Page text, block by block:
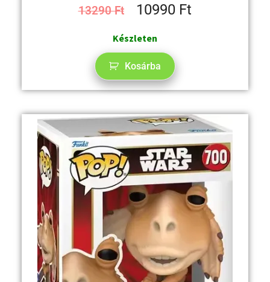
13290Ft 10990 Ft
Készleten
Kosárba